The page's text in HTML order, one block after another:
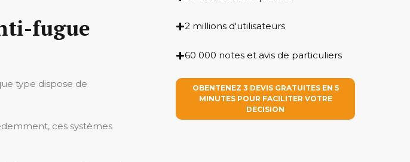
fugue
type dispose de
ces systèmes
2 millions d'utilisateurs
60 000 notes et avis de particuliers
OBENTENEZ 3 DEVIS GRATUITES EN 5
MINUTES POUR FACILITER VOTRE
DECISION